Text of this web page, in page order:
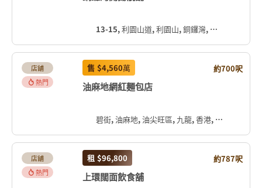
13-15, 利園山道, 利園山, 銅鑼灣, 灣仔區, 香港島, 香港, 中国
店舖
熱門
售 $4,560萬 約700呎
油麻地網紅麵包店
碧街, 油麻地, 油尖旺區, 九龍, 香港, 中国
店舖
熱門
租 $96,800 約787呎
上環闊面飲食舖